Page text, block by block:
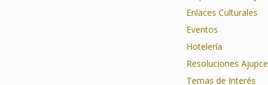
Enlaces Culturales
Eventos
Hotelería
Resoluciones Ajupce
Temas de Interés